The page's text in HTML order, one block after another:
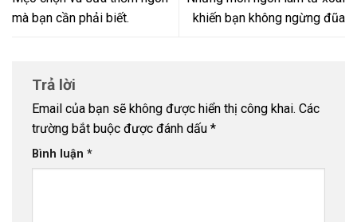
mà bạn cần phải biết.
khiến bạn không ngừng đũa
Trả lời
Email của bạn sẽ không được hiển thị công khai. Các
trường bắt buộc được đánh dấu *
Bình luận *